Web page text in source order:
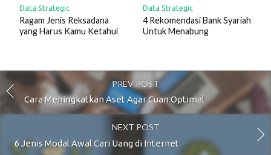
Data Strategic
Ragam Jenis Reksadana
yang Harus Kamu Ketahui
Data Strategic
4 Rekomendasi Bank Syariah
Untuk Menabung
PREV POST
Cara Meningkatkan Aset Agar Cuan Optimal
NEXT POST
6 Jenis Modal Awal Cari Uang di Internet